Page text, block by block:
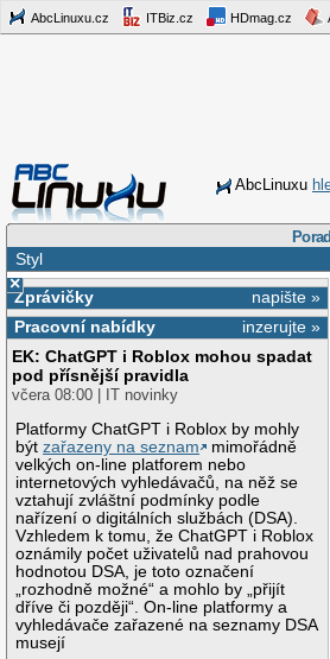
AbcLinuxu.cz ITBiz.cz HDmag.cz
AbcLinuxu
Styl
×
napište »
Zprávičky
inzerujte »
Pracovní nabídky
EK: ChatGPT i Roblox mohou spadat
pod přísnější pravidla
včera 08:00 | IT novinky
Platformy ChatGPT i Roblox by mohly
býtzařazeny na seznam
mimořádně
velkých on-line platforem nebo
internetových vyhledávačů, na něž se
vztahují zvláštní podmínky podle
nařízení o digitálních službách (DSA).
Vzhledem k tomu, že ChatGPT i Roblox
oznámily počet uživatelů nad prahovou
hodnotou DSA, je toto označení
„rozhodně možné“ a mohlo by „přijít
dříve či později“. On-line platformy a
vyhledávače zařazené na seznamy DSA
musejí